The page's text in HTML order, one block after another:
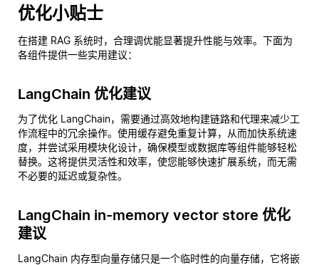
优化小贴士
在搭建 RAG 系统时，合理调优能显著提升性能与效率。下面为
各组件提供一些实用建议：
LangChain 优化建议
为了优化 LangChain，需要通过高效地构建链路和代理来减少工
作流程中的冗余操作。使用缓存避免重复计算，从而加快系统速
度，并尝试采用模块化设计，确保模型或数据库等组件能够轻松
替换。这将提供灵活性和效率，使您能够快速扩展系统，而无需
不必要的延迟或复杂性。
LangChain in-memory vector store 优化
建议
LangChain 内存型向量存储只是一个临时性的向量存储，它将嵌